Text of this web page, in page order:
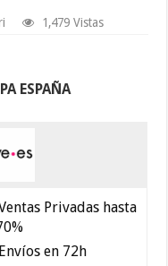
1,479 Vistas
ESPAÑA
Privadas hasta
Envíos en 72h